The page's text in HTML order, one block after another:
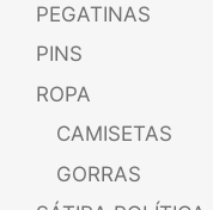
PEGATINAS
PINS
ROPA
CAMISETAS
GORRAS